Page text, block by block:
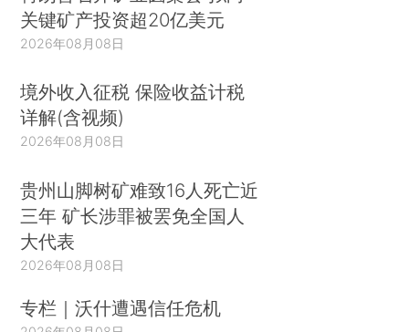
关键矿产投资超20亿美元
2026年08月08日
境外收入征税 保险收益计税
详解(含视频)
2026年08月08日
贵州山脚树矿难致16人死亡近
三年 矿长涉罪被罢免全国人
大代表
2026年08月08日
专栏｜沃什遭遇信任危机